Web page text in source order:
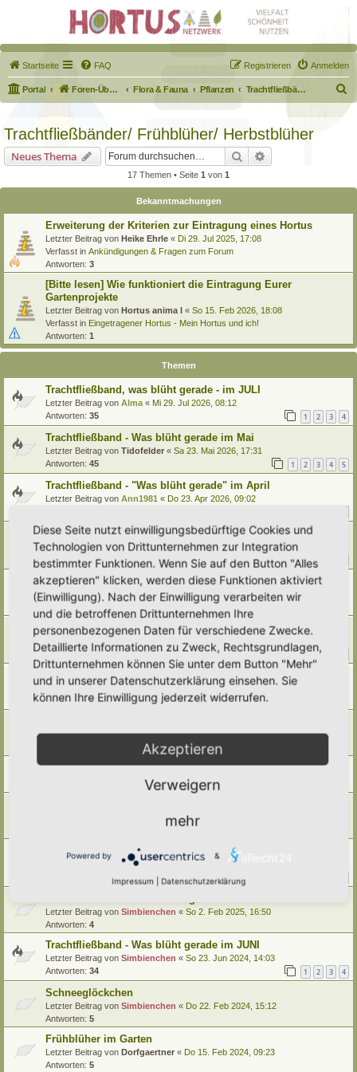
Startseite FAQ Anmelden
Registrieren
Portal Foren-Übersicht Flora & Fauna Pflanzen Trachtfließbänder/ Frühblüher/ Herbstblüher
u
Trachtfließbänder/ Frühblüher/ Herbstblüher
Neues Thema Suche
17 Themen • Seite 1 von 1
Bekanntmachungen
Erweiterung der Kriterien zur Eintragung eines Hortus
Letzter Beitrag von Heike Ehrle « Di 29. Jul 2025, 17:08
Verfasst in Ankündigungen & Fragen zum Forum
Antworten: 3
[Bitte lesen] Wie funktioniert die Eintragung Eurer
Gartenprojekte
Letzter Beitrag von Hortus anima l « So 15. Feb 2026, 18:08
Verfasst in Eingetragener Hortus - Mein Hortus und ich!
Antworten: 1
Themen
Trachtfließband, was blüht gerade - im JULI
Letzter Beitrag von Alma « Mi 29. Jul 2026, 08:12
Antworten: 35 1 2 3 4
Trachtfließband - Was blüht gerade im Mai
Letzter Beitrag von Tidofelder « Sa 23. Mai 2026, 17:31
Antworten: 45 1 2 3 4 5
Trachtfließband - "Was blüht gerade" im April
Letzter Beitrag von Ann1981 « Do 23. Apr 2026, 09:02
Trachtfließband - "Was blüht gerade" im März?
Letzter Beitrag vontree12«Mo 30. Mär 2026, 18:13
Antworten:38 1 2
Trachtfließband - Was blüht gerade im Januar?
Letzter Beitrag vonDorfgaertner«Mo 19. Jan 2026, 19:02
Antworten:
9
Trachtfließband - Was blüht gerade im November
Letzter Beitrag von Ann1981
Antworten: 10
Trachtfließband, was blüht gerade - im Oktober
Letzter Beitrag vonDoro«Do 30. Okt 2025, 16:59
Antworten:2
Letzter Beitrag vonSimbienchen«Sa 6. Sep 2025, 10:35
Kann man Pollenwerte messen?
Simbienchen «Mi 3. Sep 2025, 18:41
Simbienchen«Fr 15. Aug 2025, 18:42
Wie insektenfreundlich sind Narzissen?
Letzter Beitrag von Simbienchen«Do 3. Apr 2025, 17:17
Letzter Beitrag von Simbienchen « So 2. Feb 2025, 16:50
Antworten: 4
Trachtfließband - Was blüht gerade im JUNI
Letzter Beitrag von Simbienchen « So 23. Jun 2024, 14:03
Antworten: 34 1 2 3 4
Schneeglöckchen
Letzter Beitrag von Simbienchen « Do 22. Feb 2024, 15:12
Antworten: 5
Frühblüher im Garten
Letzter Beitrag von Dorfgaertner « Do 15. Feb 2024, 09:23
Antworten: 5
Diese Seite nutzt einwilligungsbedürftige Cookies und
Technologien von Drittunternehmen zur Integration
bestimmter Funktionen. Wenn Sie auf den Button "Alles
akzeptieren" klicken, werden diese Funktionen aktiviert
(Einwilligung). Nach der Einwilligung verarbeiten wir
und die betroffenen Drittunternehmen Ihre
personenbezogenen Daten für verschiedene Zwecke.
Detaillierte Informationen zu Zweck, Rechtsgrundlagen,
Drittunternehmen können Sie unter dem Button "Mehr"
und in unserer Datenschutzerklärung einsehen. Sie
können Ihre Einwilligung jederzeit widerrufen.
Akzeptieren
Verweigern
mehr
Powered by &
Impressum Datenschutzerklärung